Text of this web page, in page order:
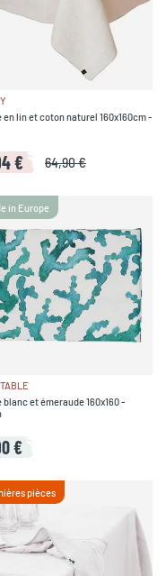
en lin et coton naturel 160x160cm -
€ 64,90 €
in Europe
blanc et émeraude 160x160 -
€
pièces